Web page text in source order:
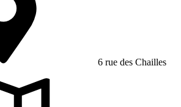
6 rue des Chailles